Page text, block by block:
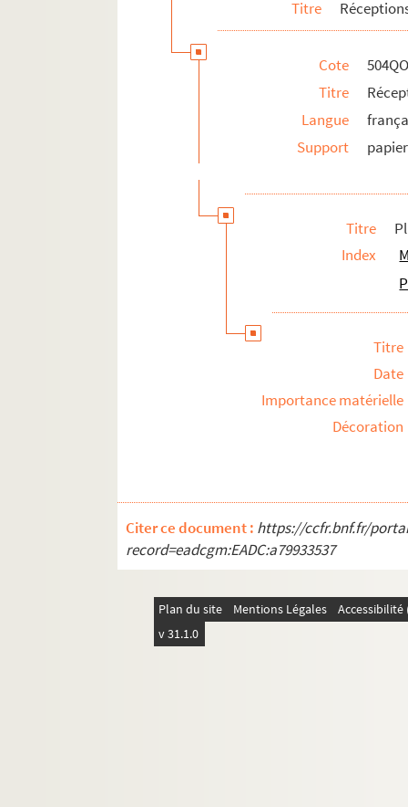
Titre
Cote
Titre
Langue
Support
papier
Titre
Index
Titre
Date
Importance matérielle
Décoration
Citer ce document : https://ccfr.bnf.fr/
record=eadcgm:EADC:a79933537
Plan du site Mentions Légales
v 31.1.0